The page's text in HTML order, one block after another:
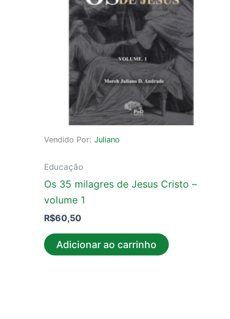
Vendido Por: Juliano
Educação
Os 35 milagres de Jesus Cristo –
volume 1
R$60,50
Adicionar ao carrinho